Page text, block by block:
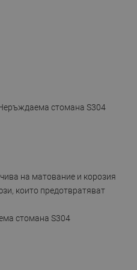
стомана S304
на матование и корозия
които предотвратяват
стомана S304